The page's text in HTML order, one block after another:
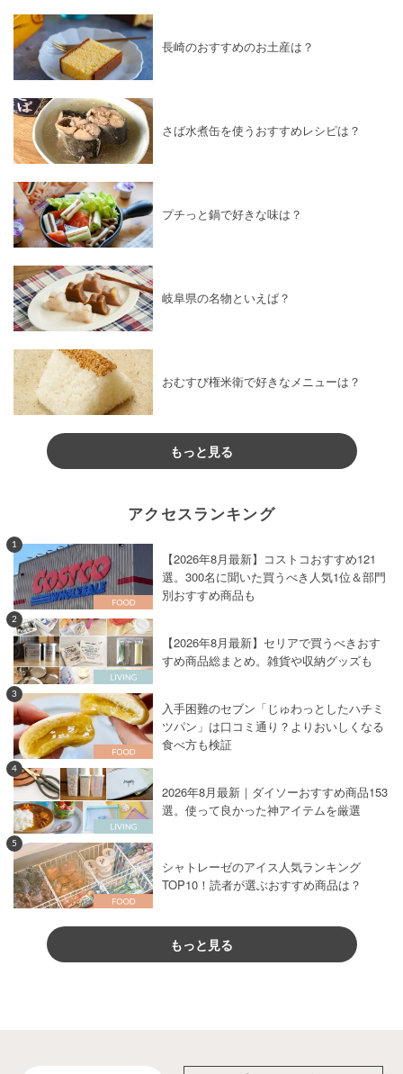
長崎のおすすめのお土産は？
さば水煮缶を使うおすすめレシピは？
プチっと鍋で好きな味は？
岐阜県の名物といえば？
おむすび権米衛で好きなメニューは？
もっと見る
アクセスランキング
1
【2026年8月最新】コストコおすすめ121
選。300名に聞いた買うべき人気1位＆部門
別おすすめ商品も
2
【2026年8月最新】セリアで買うべきおす
すめ商品総まとめ。雑貨や収納グッズも
3
入手困難のセブン「じゅわっとしたハチミ
ツパン」は口コミ通り？よりおいしくなる
食べ方も検証
4
2026年8月最新｜ダイソーおすすめ商品153
選。使って良かった神アイテムを厳選
5
シャトレーゼのアイス人気ランキング
TOP10！読者が選ぶおすすめ商品は？
もっと見る